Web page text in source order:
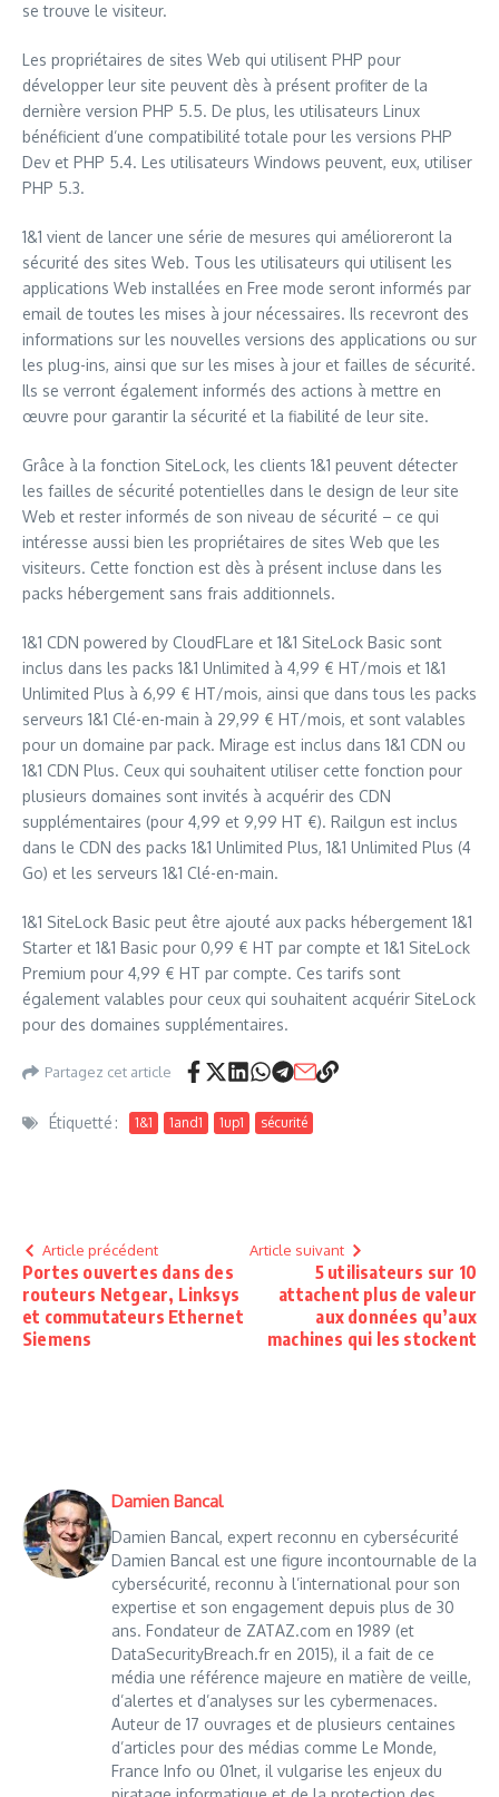
se trouve le visiteur.
Les propriétaires de sites Web qui utilisent PHP pour
développer leur site peuvent dès à présent profiter de la
dernière version PHP 5.5. De plus, les utilisateurs Linux
bénéficient d’une compatibilité totale pour les versions PHP
Dev et PHP 5.4. Les utilisateurs Windows peuvent, eux, utiliser
PHP 5.3.
1&1 vient de lancer une série de mesures qui amélioreront la
sécurité des sites Web. Tous les utilisateurs qui utilisent les
applications Web installées en Free mode seront informés par
email de toutes les mises à jour nécessaires. Ils recevront des
informations sur les nouvelles versions des applications ou sur
les plug-ins, ainsi que sur les mises à jour et failles de sécurité.
Ils se verront également informés des actions à mettre en
œuvre pour garantir la sécurité et la fiabilité de leur site.
Grâce à la fonction SiteLock, les clients 1&1 peuvent détecter
les failles de sécurité potentielles dans le design de leur site
Web et rester informés de son niveau de sécurité – ce qui
intéresse aussi bien les propriétaires de sites Web que les
visiteurs. Cette fonction est dès à présent incluse dans les
packs hébergement sans frais additionnels.
1&1 CDN powered by CloudFLare et 1&1 SiteLock Basic sont
inclus dans les packs 1&1 Unlimited à 4,99 € HT/mois et 1&1
Unlimited Plus à 6,99 € HT/mois, ainsi que dans tous les packs
serveurs 1&1 Clé-en-main à 29,99 € HT/mois, et sont valables
pour un domaine par pack. Mirage est inclus dans 1&1 CDN ou
1&1 CDN Plus. Ceux qui souhaitent utiliser cette fonction pour
plusieurs domaines sont invités à acquérir des CDN
supplémentaires (pour 4,99 et 9,99 HT €). Railgun est inclus
dans le CDN des packs 1&1 Unlimited Plus, 1&1 Unlimited Plus (4
Go) et les serveurs 1&1 Clé-en-main.
1&1 SiteLock Basic peut être ajouté aux packs hébergement 1&1
Starter et 1&1 Basic pour 0,99 € HT par compte et 1&1 SiteLock
Premium pour 4,99 € HT par compte. Ces tarifs sont
également valables pour ceux qui souhaitent acquérir SiteLock
pour des domaines supplémentaires.
Partagez cet article
Étiquetté : 1&1 1and1 1up1 sécurité
Article précédent
Portes ouvertes dans des
routeurs Netgear, Linksys
et commutateurs Ethernet
Siemens
Article suivant
5 utilisateurs sur 10
attachent plus de valeur
aux données qu’aux
machines qui les stockent
Damien Bancal
Damien Bancal, expert reconnu en cybersécurité
Damien Bancal est une figure incontournable de la
cybersécurité, reconnu à l’international pour son
expertise et son engagement depuis plus de 30
ans. Fondateur de ZATAZ.com en 1989 (et
DataSecurityBreach.fr en 2015), il a fait de ce
média une référence majeure en matière de veille,
d’alertes et d’analyses sur les cybermenaces.
Auteur de 17 ouvrages et de plusieurs centaines
d’articles pour des médias comme Le Monde,
France Info ou 01net, il vulgarise les enjeux du